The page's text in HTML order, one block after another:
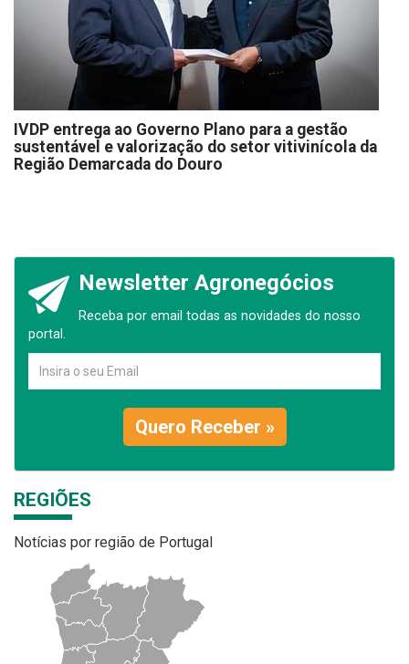
IVDP entrega ao Governo Plano para a gestão
sustentável e valorização do setor vitivinícola da
Região Demarcada do Douro
Newsletter Agronegócios
Receba por email todas as novidades do nosso
portal.
Quero Receber »
REGIÕES
Notícias por região de Portugal